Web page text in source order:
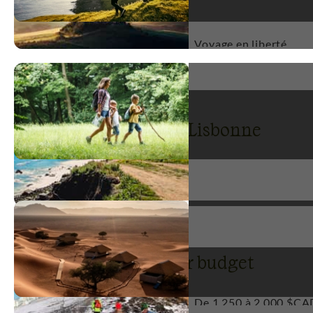
Voyage en liberté
Voyages par activité à Lisbonne
Autotour 1
Lisbonne : voyages par budget
De 1 250 à 2 000